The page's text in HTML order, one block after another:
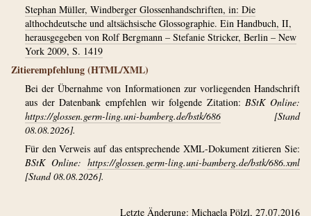
Stephan Müller, Windberger Glossenhandschriften, in: Die
althochdeutsche und altsächsische Glossographie. Ein Handbuch, II,
herausgegeben von Rolf Bergmann – Stefanie Stricker, Berlin – New
York 2009, S. 1419
Zitierempfehlung (HTML/XML)
Bei der Übernahme von Informationen zur vorliegenden Handschrift
aus der Datenbank empfehlen wir folgende Zitation:BStK Online:
https://glossen.germ-ling.uni-bamberg.de/bstk/686 [Stand
08.08.2026].
Für den Verweis auf das entsprechende XML-Dokument zitieren Sie:
BStK Online: https://glossen.germ-ling.uni-bamberg.de/bstk/686.xml
[Stand 08.08.2026].
Letzte Änderung: Michaela Pölzl, 27.07.2016